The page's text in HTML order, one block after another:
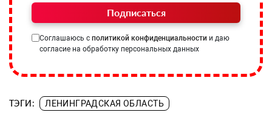
Подписаться
Соглашаюсь с политикой конфиденциальности и даю
согласие на обработку персональных данных
ТЭГИ: ЛЕНИНГРАДСКАЯ ОБЛАСТЬ